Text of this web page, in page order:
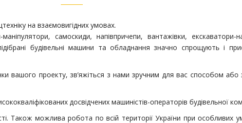
на взаємовигідних умовах.
самоскиди, напівпричепи, вантажівки,
будівельні машини та обладнання значно спрощують і
вашого проекту, зв’яжіться з нами зручним для вас способом
досвідчених машиністів-операторів будівельної
Також можлива робота по всій території України при особливих